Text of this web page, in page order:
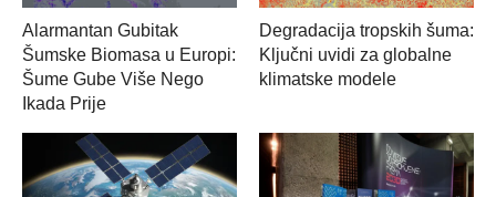
Alarmantan Gubitak
Šumske Biomasa u Europi:
Šume Gube Više Nego
Ikada Prije
Degradacija tropskih šuma:
Ključni uvidi za globalne
klimatske modele